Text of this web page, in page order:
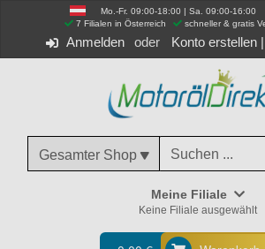
Mo.-Fr. 09:00-18:00 | Sa. 09:00-16:00
7 Filialen in Österreich
schneller & gratis
Anmelden Konto erstellen|
Gesamter Shop
Meine Filiale
Keine Filiale ausgewählt